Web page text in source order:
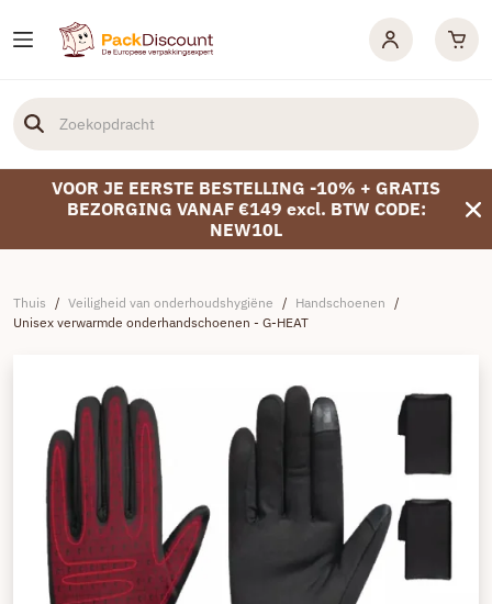
VOOR JE EERSTE BESTELLING -10% + GRATIS
BEZORGING VANAF €149 excl. BTW CODE:
NEW10L
Thuis / Veiligheid van onderhoudshygiëne / Handschoenen /
Unisex verwarmde onderhandschoenen - G-HEAT